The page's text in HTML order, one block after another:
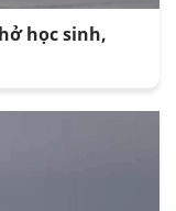
học sinh,